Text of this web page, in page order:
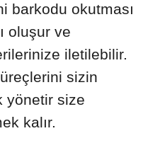
barkodu okutması
oluşur ve
iletilebilir.
sizin
yönetir size
kalır.